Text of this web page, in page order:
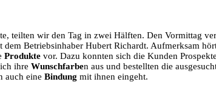
teilten wir den Tag in zwei Hälften. Den Vormittag
dem Betriebsinhaber Hubert Richardt. Aufmerksam
Produkte vor. Dazu konnten sich die Kunden
ihre Wunschfarben aus und bestellten die
auch eine Bindung mit ihnen eingeht.